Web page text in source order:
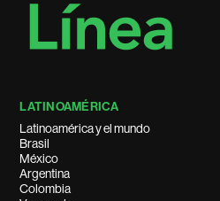
LATINOAMÉRICA
Latinoamérica y el mundo
Brasil
México
Argentina
Colombia